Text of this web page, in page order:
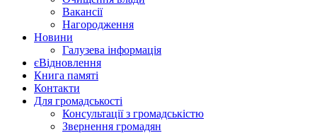
Вакансії
Нагородження
Новини
Галузева інформація
єВідновлення
Книга памяті
Контакти
Для громадськості
Консультації з громадськістю
Звернення громадян